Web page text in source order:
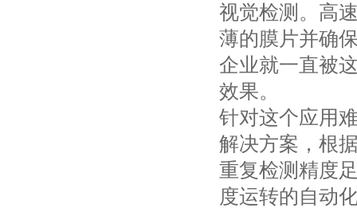
视觉检测。高
薄的膜片并确
企业就一直被
效果。
针对这个应用
解决方案，根
重复检测精度
度运转的自动